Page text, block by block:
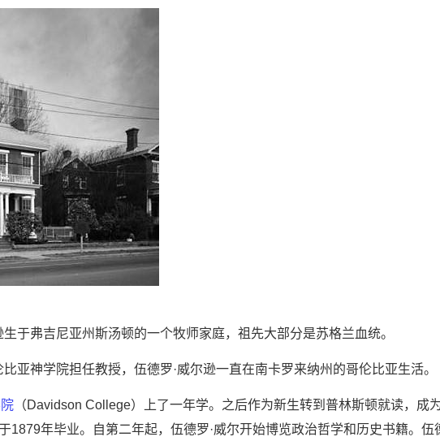
于弗吉尼亚州斯汤顿的一个牧师家庭，祖先大部分是苏格兰血统。
亚神学院担任教授，伍德罗·威尔逊一直在南卡罗来纳州的哥伦比亚生活。
（Davidson College）上了一年学。之后作为新生转到普林斯顿就读，成
1879年毕业。自第二年起，伍德罗·威尔开始博览政治哲学和历史书籍。伍